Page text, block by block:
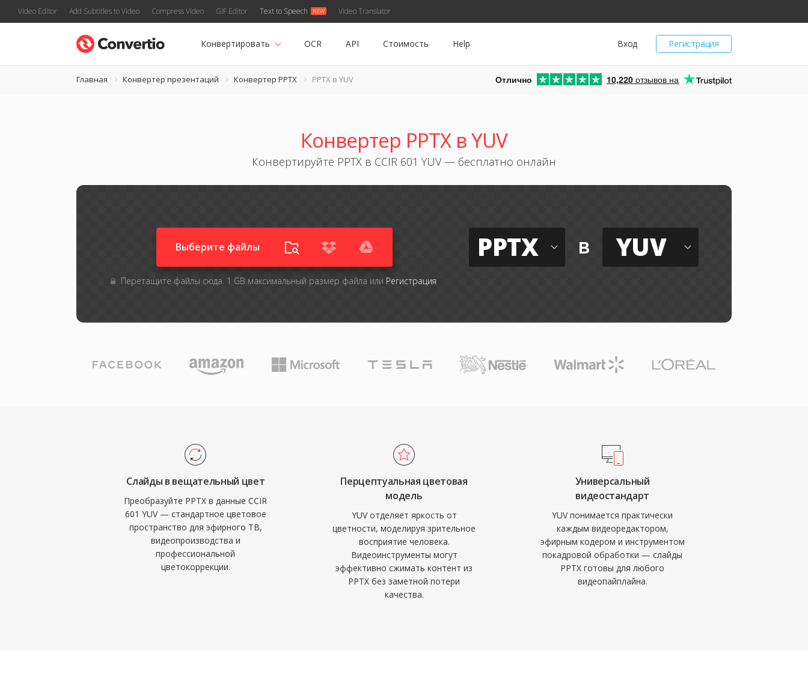
Video Editor Add Subtitles to Video Compress Video GIF Editor Text to Speech Video Translator
Регистрация
Вход
Конвертировать OCR API Стоимость Help
Главная Конвертер презентаций Конвертер PPTX PPTX в YUV Отлично 10,220 отзывов на
Конвертер PPTX в YUV
Конвертируйте PPTX в CCIR 601 YUV — бесплатно онлайн
Выберите файлы
Перетащите файлы сюда. 1 GB максимальный размер файла или Регистрация
PPTX в YUV
Слайды в вещательный цвет
Преобразуйте PPTX в данные CCIR
601 YUV — стандартное цветовое
пространство для эфирного ТВ,
видеопроизводства и
профессиональной
цветокоррекции.
Перцептуальная цветовая
модель
YUV отделяет яркость от
цветности, моделируя зрительное
восприятие человека.
Видеоинструменты могут
эффективно сжимать контент из
PPTX без заметной потери
качества.
Универсальный
видеостандарт
YUV понимается практически
каждым видеоредактором,
эфирным кодером и инструментом
покадровой обработки — слайды
PPTX готовы для любого
видеопайплайна.